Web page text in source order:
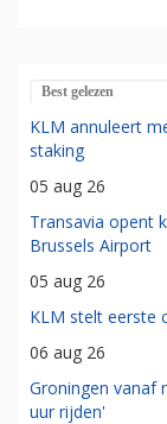
Best gelezen
KLM annuleert
staking
05 aug 26
Transavia opent
Brussels Airport
05 aug 26
KLM stelt eerste
06 aug 26
Groningen vanaf
uur rijden'